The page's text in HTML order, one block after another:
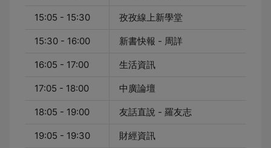
15:05 - 15:30 孜孜線上新學堂
15:30 - 16:00 新書快報 - 周詳
16:05 - 17:00 生活資訊
17:05 - 18:00 中廣論壇
18:05 - 19:00 友話直說 - 羅友志
19:05 - 19:30 財經資訊